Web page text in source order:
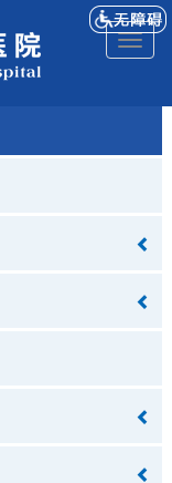
人才
招聘
仁济
医院
视频